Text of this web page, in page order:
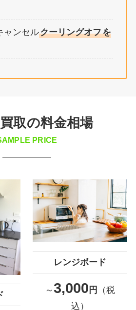
ャンセルクーリングオフを
取の料金相場
PRICE
レンジボード
～ 3,000 円
（税
込）